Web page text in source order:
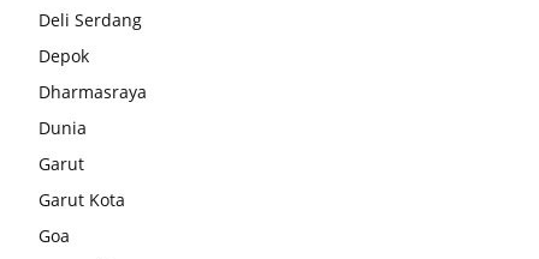
Deli Serdang
Depok
Dharmasraya
Dunia
Garut
Garut Kota
Goa